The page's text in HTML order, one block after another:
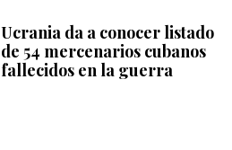
Ucrania da a conocer listado
de 54 mercenarios cubanos
fallecidos en la guerra